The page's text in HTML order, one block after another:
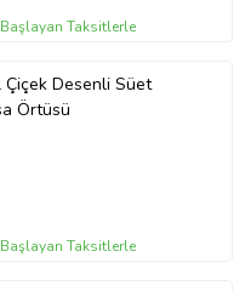
Taksitlerle
Çiçek Desenli Süet
Örtüsü
Taksitlerle